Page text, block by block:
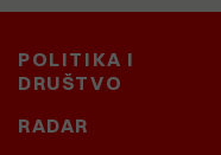
POLITIKA I
DRUŠTVO
RADAR